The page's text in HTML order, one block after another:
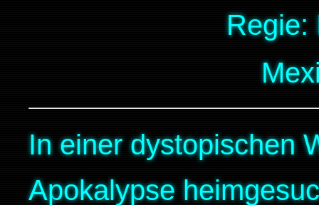
Regie:
In einer dystopischen
Apokalypse